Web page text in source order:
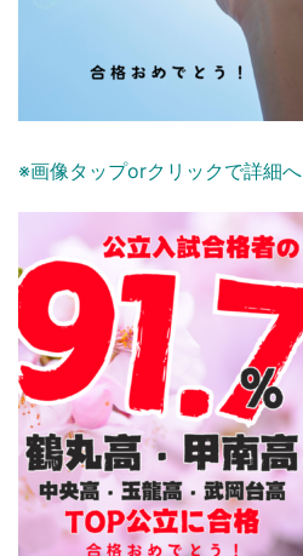
※画像タップorクリックで詳細へ